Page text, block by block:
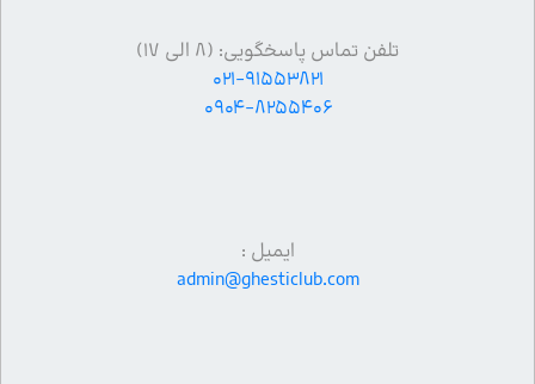
تلفن تماس پاسخگویی: (۸ الی ۱۷)
۰۲۱-۹۱۵۵۳۸۲۱
۰۹۰۴-۸۲۵۵۴۰۶
ایمیل :
admin@ghesticlub.com